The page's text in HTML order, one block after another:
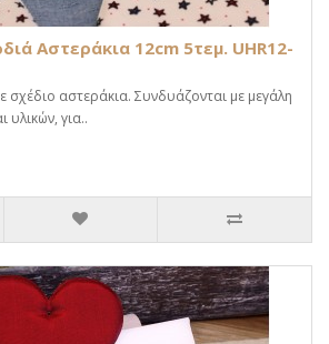
Αστεράκια 12cm 5τεμ. UHR12-
σχέδιο αστεράκια. Συνδυάζονται με μεγάλη
υλικών, για..